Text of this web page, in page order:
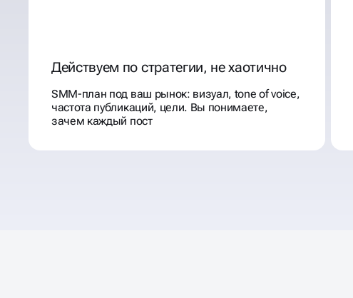
Действуем по стратегии, не хаотично
SMM-план под ваш рынок: визуал, tone of voice,
частота публикаций, цели. Вы понимаете,
зачем каждый пост